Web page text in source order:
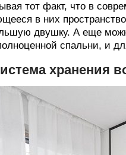
тот факт, что в
в них
двушку. А еще
спальни, и
хранения